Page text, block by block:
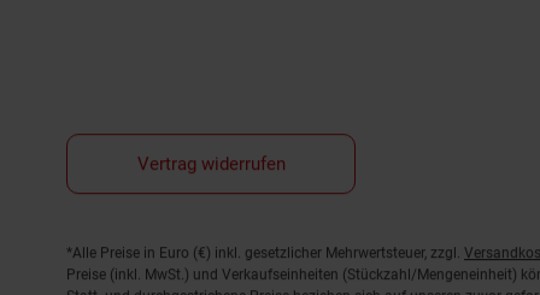
Vertrag widerrufen
Fußnoten
*Alle Preise in Euro (€) inkl. gesetzlicher Mehrwertsteuer, zzgl.
Preise (inkl. MwSt.) und Verkaufseinheiten (Stückzahl/Mengeneinheit)
Statt- und durchgestrichene Preise beziehen sich auf unseren zuvor